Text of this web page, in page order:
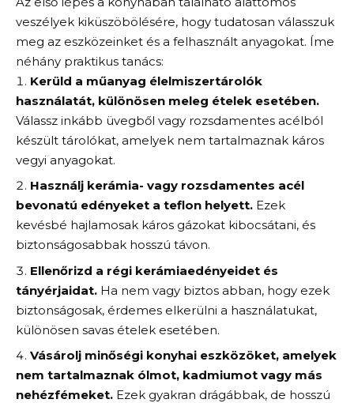
veszélyek kiküszöbölésére, hogy tudatosan válasszuk
meg az eszközeinket és a felhasznált anyagokat. Íme
néhány praktikus tanács:
Kerüld a műanyag élelmiszertárolók
használatát, különösen meleg ételek esetében.
Válassz inkább üvegből vagy rozsdamentes acélból
készült tárolókat, amelyek nem tartalmaznak káros
vegyi anyagokat.
Használj kerámia- vagy rozsdamentes acél
bevonatú edényeket a teflon helyett. Ezek
kevésbé hajlamosak káros gázokat kibocsátani, és
biztonságosabbak hosszú távon.
Ellenőrizd a régi kerámiaedényeidet és
tányérjaidat. Ha nem vagy biztos abban, hogy ezek
biztonságosak, érdemes elkerülni a használatukat,
különösen savas ételek esetében.
Vásárolj minőségi konyhai eszközöket, amelyek
nem tartalmaznak ólmot, kadmiumot vagy más
nehézfémeket. Ezek gyakran drágábbak, de hosszú